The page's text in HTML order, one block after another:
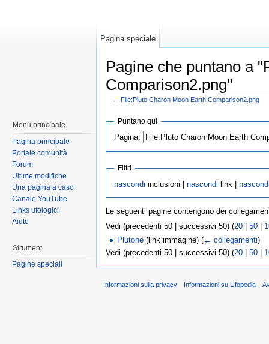
Pagine che puntano a
Comparison2.png"
← File:Pluto Charon Moon Earth Comparison2.png
Puntano qui
Pagina:
Filtri
nascondi inclusioni | nascondi link |
Le seguenti pagine contengono dei
Vedi (precedenti 50 | successivi 50) (20 50
Plutone (link immagine)(← collegamenti)
Vedi (precedenti 50 | successivi 50) (20 | 50 |
Pagina speciale
Menu principale
Pagina principale
Portale comunità
Forum
Ultime modifiche
Una pagina a caso
Canale YouTube
Links ufologici
Aiuto
Strumenti
Pagine speciali
Informazioni sulla privacy Informazioni su Ufopedia